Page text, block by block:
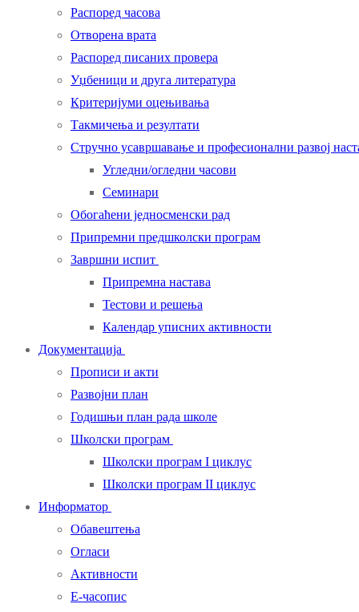
Распоред часова
Отворена врата
Распоред писаних провера
Уџбеници и друга литература
Критеријуми оцењивања
Такмичења и резултати
Стручно усавршавање и професионални развој
Угледни/огледни часови
Семинари
Обогаћени једносменски рад
Припремни предшколски програм
Завршни испит
Припремна настава
Тестови и решења
Календар уписних активности
Документација
Прописи и акти
Развојни план
Годишњи план рада школе
Школски програм
Школски програм I циклус
Школски програм II циклус
Информатор
Обавештења
Огласи
Активности
Е-часопис